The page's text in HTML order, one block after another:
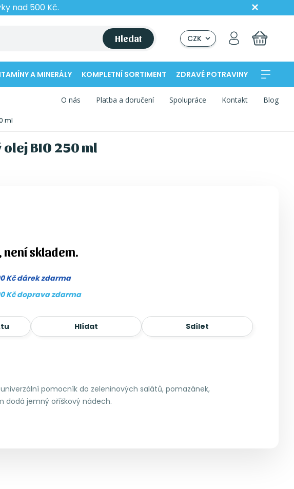
nad 500 Kč.
Hledat CZK
A MINERÁLY KOMPLETNÍ SORTIMENT ZDRAVÉ POTRAVINY
O nás Platba a doručení Spolupráce Kontakt Blog
ml
BIO 250 ml
není skladem.
Kč dárek zdarma
Kč doprava zdarma
Hlídat Sdílet
pomocník do zeleninových salátů, pomazánek,
dodá jemný oříškový nádech.